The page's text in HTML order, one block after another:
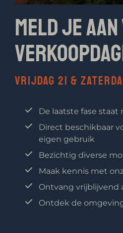
Meld je
Vrijdag 21 &
De laatste fase staat
Direct beschikbaar
eigen gebruik
Bezichtig diverse
Maak kennis met
Ontvang vrijblijvend
Ontdek de